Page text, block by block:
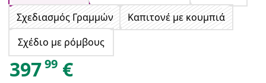
Σχεδιασμός Γραμμών
Καπιτονέ με κουμπιά
Σχέδιο με ρόμβους
39799 €